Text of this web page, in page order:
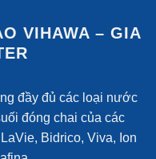
VIHAWA – GIA
đầy đủ các loại nước
đóng chai của các
Bidrico, Viva, Ion